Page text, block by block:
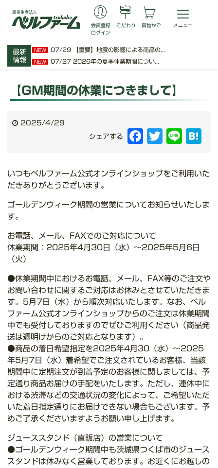
最新
情報
NEW 07/29 【重要】地震の影響による商品の...
NEW 07/27 2026年の夏季休業期間につい...
会員登録
ログイン
こだわり 買物かご
【GM期間の休業につきまして】
2025/4/29
シェアする Facebook
Twitter Line
いつもベルファーム公式オンラインショップをご利用いた
だきありがとうございます。
ゴールデンウィーク期間の営業についてお知らせいたしま
す。
お電話、メール、FAXでのご対応について
休業期間：2025年4月30日（水）～2025年5月6日
（火）
●休業期間中におけるお電話、メール、FAX等のご注文や
お問い合わせに関するご対応はお休みとさせていただきま
す。5月7日（水）から順次対応いたします。なお、ベル
ファーム公式オンラインショップからのご注文は休業期間
中でも受付しておりますのでぜひご利用ください（商品発
送は週明けからのご対応となります）。
●商品の着日希望指定を2025年4月30（水）～2025
年5月7日（水）着希望でご注文されているお客様、当該
期間中に定期注文が到着予定のお客様に関しましては、予
定通り商品お届けの手配をいたします。ただし、連休中に
おける渋滞などの交通状況の変化によって、ご希望いただ
いた着日指定通りにお届けできない場合もございます。予
めご了承くださいますようお願い申し上げます。
ジューススタンド（直販店）の営業について
●ゴールデンウィーク期間中も茨城県つくば市のジュース
スタンドは休みなく営業しております。お近くにお越しの